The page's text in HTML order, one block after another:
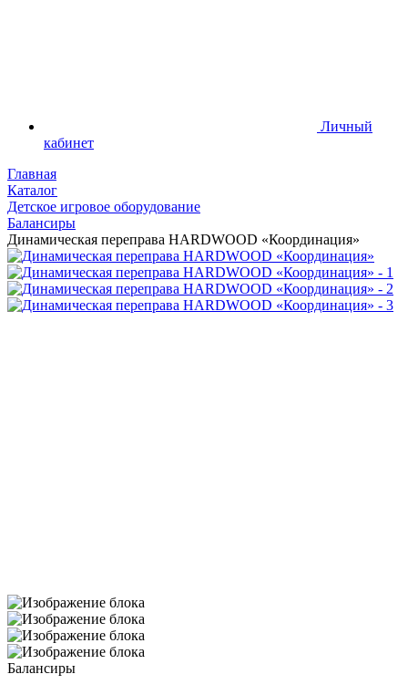
Личный
кабинет
Главная
Каталог
Детское игровое оборудование
Балансиры
Динамическая переправа HARDWOOD «Координация»
Балансиры